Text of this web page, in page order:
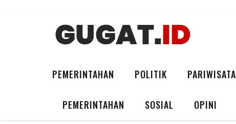
PEMERINTAHAN POLITIK PARIWISATA
PEMERINTAHAN SOSIAL OPINI